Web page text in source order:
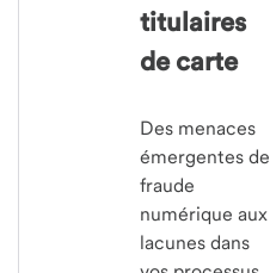
titulaires
de carte
Des menaces
émergentes de
fraude
numérique aux
lacunes dans